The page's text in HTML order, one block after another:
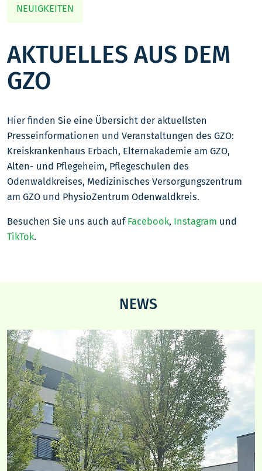
NEUIGKEITEN
AKTUELLES AUS DEM
GZO
Hier finden Sie eine Übersicht der aktuellsten
Presseinformationen und Veranstaltungen des GZO:
Kreiskrankenhaus Erbach, Elternakademie am GZO,
Alten- und Pflegeheim, Pflegeschulen des
Odenwaldkreises, Medizinisches Versorgungszentrum
am GZO und PhysioZentrum Odenwaldkreis.
Besuchen Sie uns auch aufFacebook, Instagram und
TikTok.
NEWS